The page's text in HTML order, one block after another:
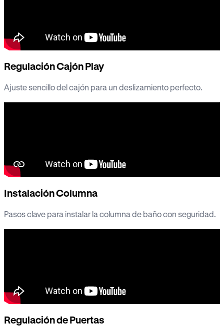
Regulación Cajón Play
Ajuste sencillo del cajón para un deslizamiento perfecto.
Instalación Columna
Pasos clave para instalar la columna de baño con seguridad.
Regulación de Puertas